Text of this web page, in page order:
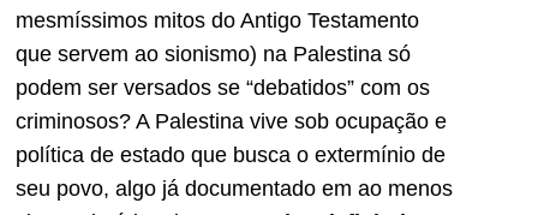
mesmíssimos mitos do Antigo Testamento
que servem ao sionismo) na Palestina só
podem ser versados se “debatidos” com os
criminosos? A Palestina vive sob ocupação e
política de estado que busca o extermínio de
seu povo, algo já documentado em ao menos